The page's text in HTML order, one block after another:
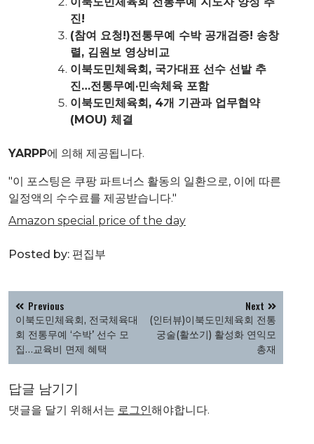
진!
(참여 요청!)전통무예 수박 공개검증! 송창
렬, 김원보 영상비교
이북도민체육회, 국가대표 선수 선발 추
진…전통무예·민속체육 포함
이북도민체육회, 4개 기관과 업무협약
(MOU) 체결
YARPP에 의해 제공됩니다.
"이 포스팅은 쿠팡 파트너스 활동의 일환으로, 이에 따른
일정액의 수수료를 제공받습니다."
Amazon special price of the day
Posted by: 편집부
글
탐
색
Previous
이북도민체육회, 전국체육대
회 전통무예 ‘수박’ 선수 모
집…교육비 면제 혜택
Next
(인터뷰)이북도민체육회 전통
궁술(활쏘기) 활성화 연익모
총재
답글 남기기
댓글을 달기 위해서는 로그인해야합니다.